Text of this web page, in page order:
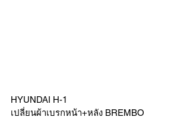
HYUNDAI H-1
เปลี่ยนผ้าเบรกหน้า+หลัง BREMBO